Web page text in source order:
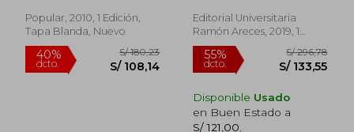
Popular, 2010, 1 Edición,
Tapa Blanda, Nuevo
Leticia Carrasco Reija; Ana-
Jimena Deza Enríquez;
Genoveva García-Alegre
Sánchez
Editorial Universitaria
Ramón Areces, 2019, 1
Edición, Tapa Blanda,
Nuevo
Disponible Usado
en Buen Estado a
S/ 121,00